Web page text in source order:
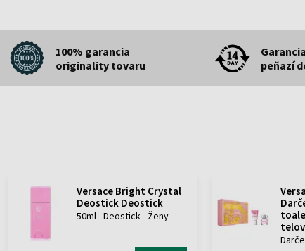
100% garancia
originality tovaru
peňazí
Versace Bright Crystal
Deostick Deostick
50ml - Deostick - Ženy